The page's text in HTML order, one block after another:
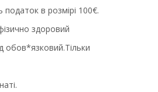
в розмірі 100€.
здоровий
обов*язковий.Тільки